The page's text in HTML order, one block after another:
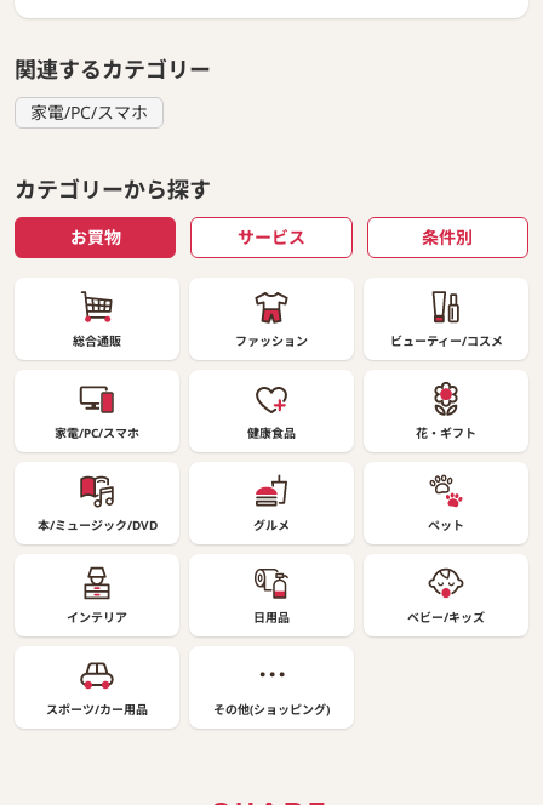
関連するカテゴリー
家電/PC/スマホ
カテゴリーから探す
お買物 サービス 条件別
総合通販 ファッション ビューティー/コスメ
家電/PC/スマホ 健康食品 花・ギフト
本/ミュージック/DVD グルメ ペット
インテリア 日用品 ベビー/キッズ
スポーツ/カー用品 その他(ショッピング)